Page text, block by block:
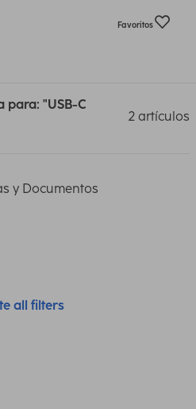
Favoritos
para: "USB-C
2 artículos
y Documentos
all filters